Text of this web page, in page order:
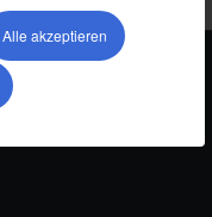
Alle akzeptieren